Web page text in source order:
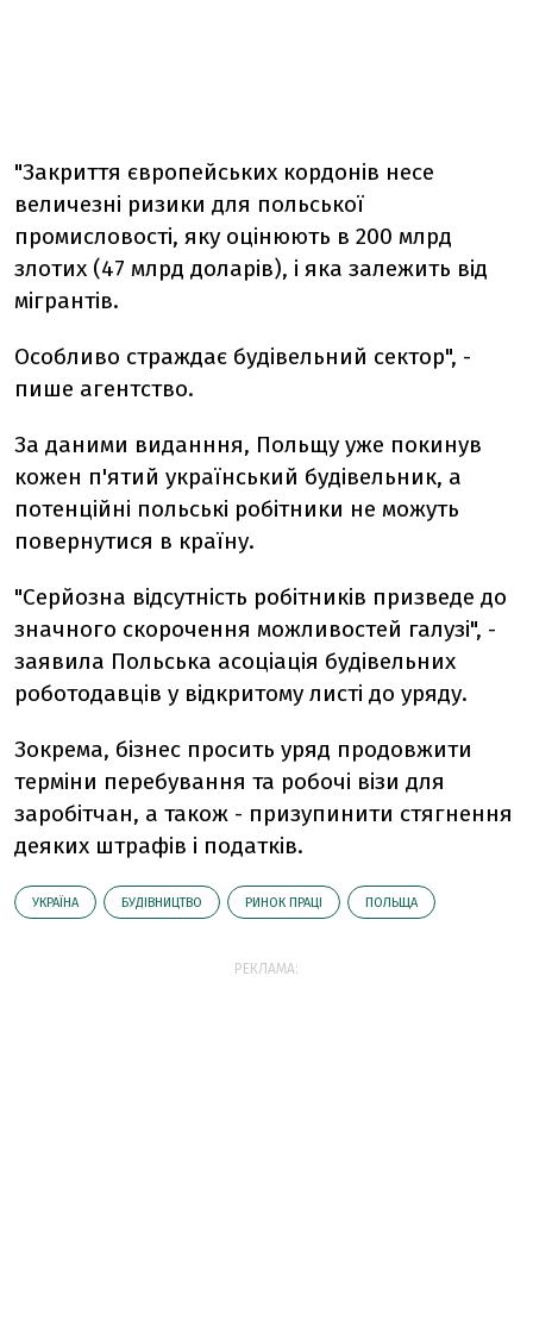
"Закриття європейських кордонів несе
величезні ризики для польської
промисловості, яку оцінюють в 200 млрд
злотих (47 млрд доларів), і яка залежить від
мігрантів.
Особливо страждає будівельний сектор", -
пише агентство.
За даними виданння, Польщу уже покинув
кожен п'ятий український будівельник, а
потенційні польські робітники не можуть
повернутися в країну.
"Серйозна відсутність робітників призведе до
значного скорочення можливостей галузі", -
заявила Польська асоціація будівельних
роботодавців у відкритому листі до уряду.
Зокрема, бізнес просить уряд продовжити
терміни перебування та робочі візи для
заробітчан, а також - призупинити стягнення
деяких штрафів і податків.
УКРАЇНА БУДІВНИЦТВО РИНОК ПРАЦІ ПОЛЬЩА
РЕКЛАМА: